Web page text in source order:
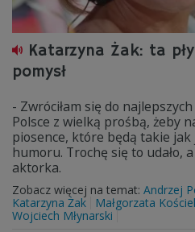
Katarzyna Żak: ta
pomysł
- Zwróciłam się do
Polsce z wielką prośbą, żeby
piosence, które będą takie jak
humoru. Trochę się to udało,
aktorka.
Zobacz więcej na temat: Andrzej
Katarzyna Żak
Małgorzata
Wojciech Młynarski